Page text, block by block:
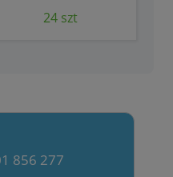
24 szt
856 277